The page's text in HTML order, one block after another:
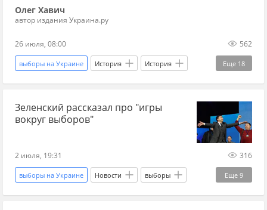
Дональд Трамп
Евросоюз президентские выборы
Валерий Залужный
финансовая помощь потери ВСУ на сегодня
Олег Хавич
автор издания Украина.ру
26 июля, 08:00 562
Еще 18
выборы на Украине История История
история Украины Украина Харьков
Россия Леонид Кучма Виктор Ющенко
Верховная Рада
политика Наука парламентские выборы
Зеленский рассказал про "игры
вокруг выборов"
2 июля, 19:31 316
Еще 9
выборы на Украине Новости выборы
Россия Украина Донбасс